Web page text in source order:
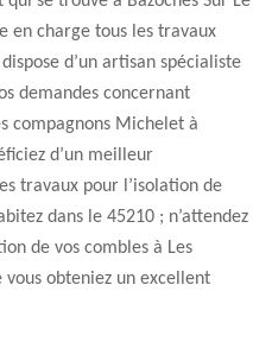
en charge tous les travaux
d’un artisan spécialiste
demandes concernant
compagnons Michelet à
d’un meilleur
travaux pour l’isolation de
dans le 45210 ; n’attendez
de vos combles à Les
obteniez un excellent